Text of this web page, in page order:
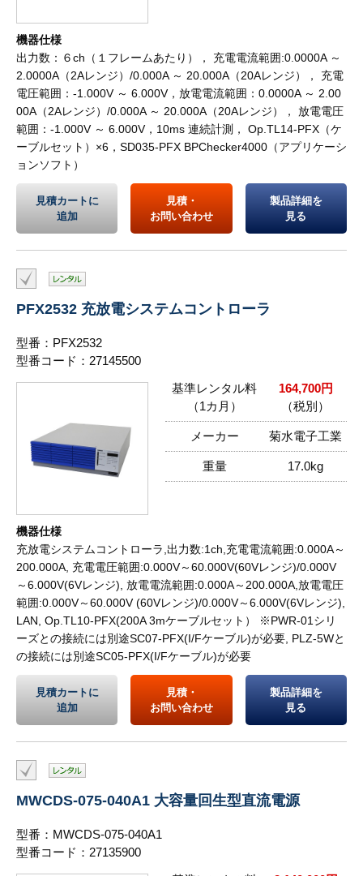
機器仕様
出力数：６ch（１フレームあたり）， 充電電流範囲:0.0000A ～
2.0000A（2Aレンジ）/0.000A ～ 20.000A（20Aレンジ）， 充電
電圧範囲：-1.000V ～ 6.000V，放電電流範囲：0.0000A ～ 2.00
00A（2Aレンジ）/0.000A ～ 20.000A（20Aレンジ）， 放電電圧
範囲：-1.000V ～ 6.000V，10ms 連続計測， Op.TL14-PFX（ケ
ーブルセット）×6，SD035-PFX BPChecker4000（アプリケーシ
ョンソフト）
見積カートに
追加
見積・
お問い合わせ
製品詳細を
見る
PFX2532 充放電システムコントローラ
型番：PFX2532
型番コード：27145500
基準レンタル料
（1カ月）
164,700円
（税別）
メーカー 菊水電子工業
重量 17.0kg
機器仕様
充放電システムコントローラ,出力数:1ch,充電電流範囲:0.000A～
200.000A, 充電電圧範囲:0.000V～60.000V(60Vレンジ)/0.000V
～6.000V(6Vレンジ), 放電電流範囲:0.000A～200.000A,放電電圧
範囲:0.000V～60.000V (60Vレンジ)/0.000V～6.000V(6Vレンジ),
LAN, Op.TL10-PFX(200A 3mケーブルセット） ※PWR-01シリ
ーズとの接続には別途SC07-PFX(I/Fケーブル)が必要, PLZ-5Wと
の接続には別途SC05-PFX(I/Fケーブル)が必要
見積カートに
追加
見積・
お問い合わせ
製品詳細を
見る
MWCDS-075-040A1 大容量回生型直流電源
型番：MWCDS-075-040A1
型番コード：27135900